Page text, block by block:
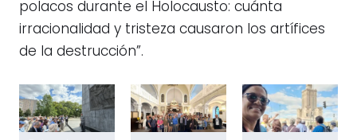
polacos durante el Holocausto: cuánta
irracionalidad y tristeza causaron los artífices
de la destrucción”.